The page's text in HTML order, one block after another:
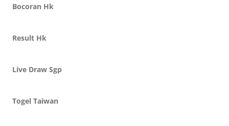
Bocoran Hk
Result Hk
Live Draw Sgp
Togel Taiwan